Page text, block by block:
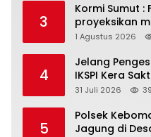
3
Kormi Sumut :
proyeksikan
Olahraga
1 Agustus 2026
4
Jelang
IKSPI Kera
Pembinaan
31 Juli 2026 39
5
Polsek
Jagung di